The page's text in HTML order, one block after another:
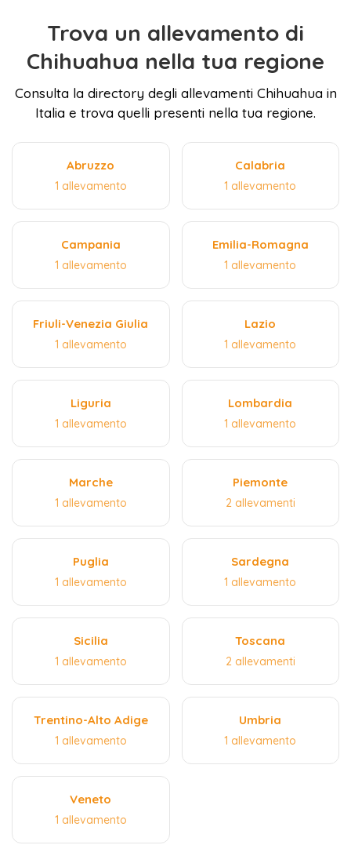
Trova un allevamento di
Chihuahua nella tua regione
Consulta la directory degli allevamenti Chihuahua in
Italia e trova quelli presenti nella tua regione.
Abruzzo
1 allevamento
Calabria
1 allevamento
Campania
1 allevamento
Emilia-Romagna
1 allevamento
Friuli-Venezia Giulia
1 allevamento
Lazio
1 allevamento
Liguria
1 allevamento
Lombardia
1 allevamento
Marche
1 allevamento
Piemonte
2 allevamenti
Puglia
1 allevamento
Sardegna
1 allevamento
Sicilia
1 allevamento
Toscana
2 allevamenti
Trentino-Alto Adige
1 allevamento
Umbria
1 allevamento
Veneto
1 allevamento